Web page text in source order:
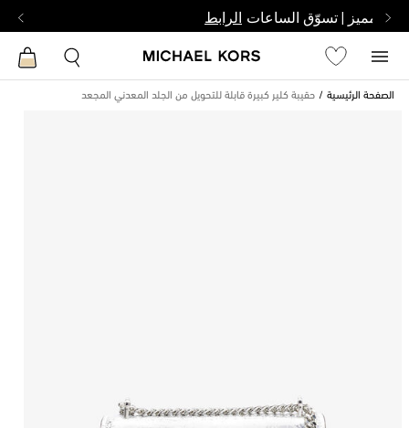
مميز | تسوّق الساعات الرابط
الصفحة الرئيسية حقيبة كلير كبيرة قابلة للتحويل من الجلد المعدني المجعد